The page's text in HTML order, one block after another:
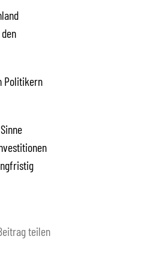
Politikern
teilen